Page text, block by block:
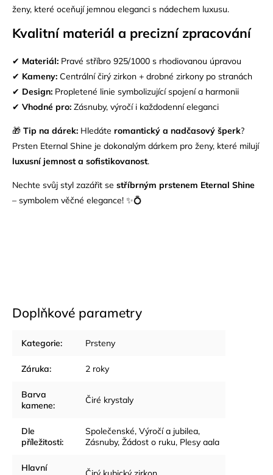
ženy, které oceňují jemnou eleganci s nádechem luxusu.
Kvalitní materiál a precizní zpracování
✔ Materiál: Pravé stříbro 925/1000 s rhodiovanou úpravou
✔ Kameny: Centrální čirý zirkon + drobné zirkony po stranách
✔ Design: Propletené linie symbolizující spojení a harmonii
✔ Vhodné pro: Zásnuby, výročí i každodenní eleganci
🎁 Tip na dárek: Hledáte romantický a nadčasový šperk?
Prsten Eternal Shine je dokonalým dárkem pro ženy, které milují
luxusní jemnost a sofistikovanost.
Nechte svůj styl zazářit se stříbrným prstenem Eternal Shine
– symbolem věčné elegance! ✨💍
Doplňkové parametry
Kategorie: Prsteny
Záruka: 2 roky
Barva
kamene: Čiré krystaly
Dle
příležitosti:
Společenské, Výročí a jubilea,
Zásnuby, Žádost o ruku, Plesy aala
Hlavní